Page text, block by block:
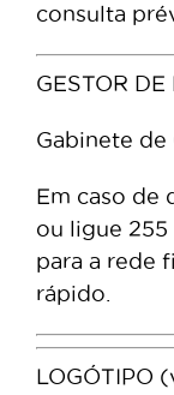
consulta
GESTOR DE
Gabinete de
Em caso de
ou ligue 255
para a rede
rápido.
LOGÓTIPO